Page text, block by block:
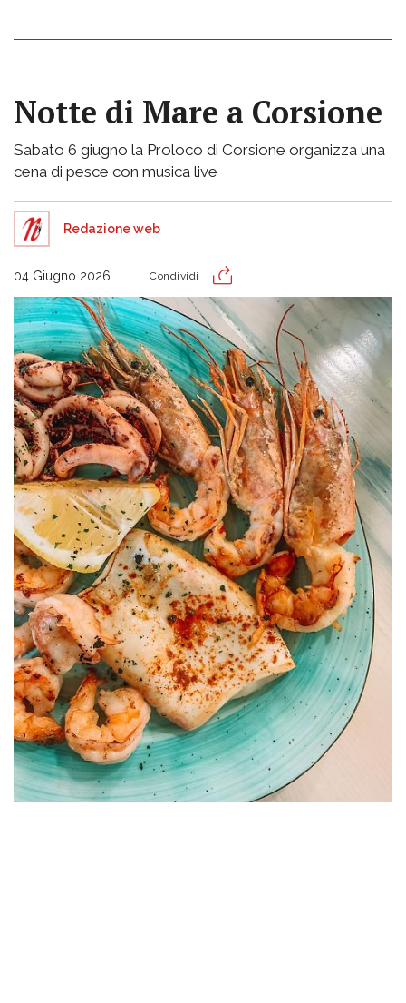
Notte di Mare a Corsione
Sabato 6 giugno la Proloco di Corsione organizza una
cena di pesce con musica live
Redazione web
04 Giugno 2026 Condividi